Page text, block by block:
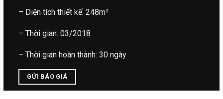
– Diện tích thiết kế: 248m²
– Thời gian: 03/2018
– Thời gian hoàn thành: 30 ngày
GỬI BÁO GIÁ